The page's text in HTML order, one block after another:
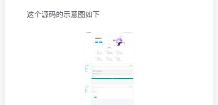
这个源码的示意图如下